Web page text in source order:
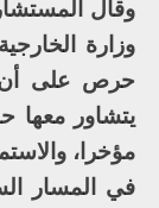
وقال
وزارة
حرص على أن
يتشاور معها
مؤخرا،
في المسار